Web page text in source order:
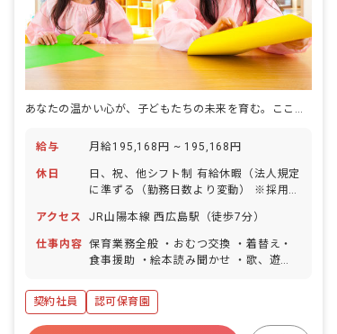
あなたの温かい心が、子どもたちの未来を育む。ここで新しい一歩を踏み出しませんか？
給与 月給195,168円 ~ 195,168円
休日
日、祝、他シフト制 有給休暇（法人規定
に準ずる（勤務日数より変動） ※採用時
アクセス
JR山陽本線 西広島駅（徒歩7分）
仕事内容 保育業務全般 ・おむつ交換 ・着替え・
食事援助 ・絵本読み聞かせ ・歌、遊び
の他保育業務に付随すること（生活支援
全般） ■園庭有無：あり
契約社員 認可保育園